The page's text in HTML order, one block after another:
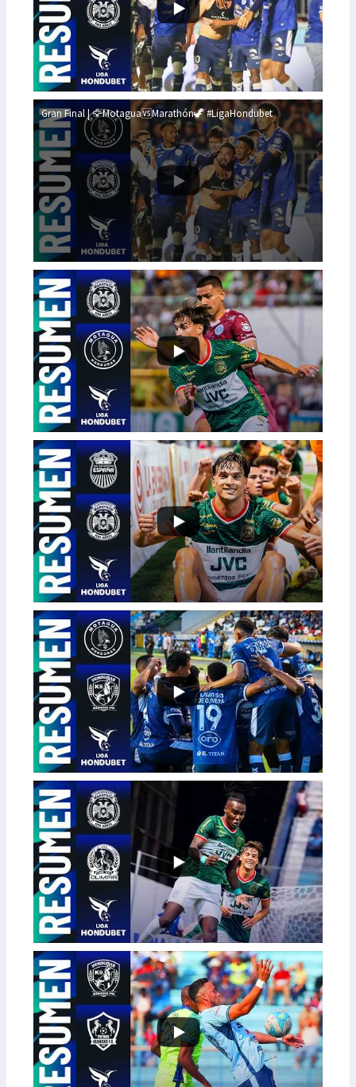
Gran Final | 🦅Motagua🆚Marathón🦖 #LigaHondubet